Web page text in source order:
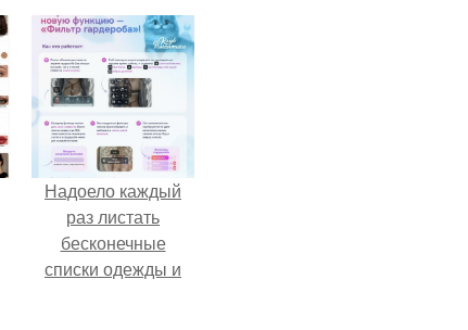
вверх!
Надоело каждый
раз листать
бесконечные
списки одежды и